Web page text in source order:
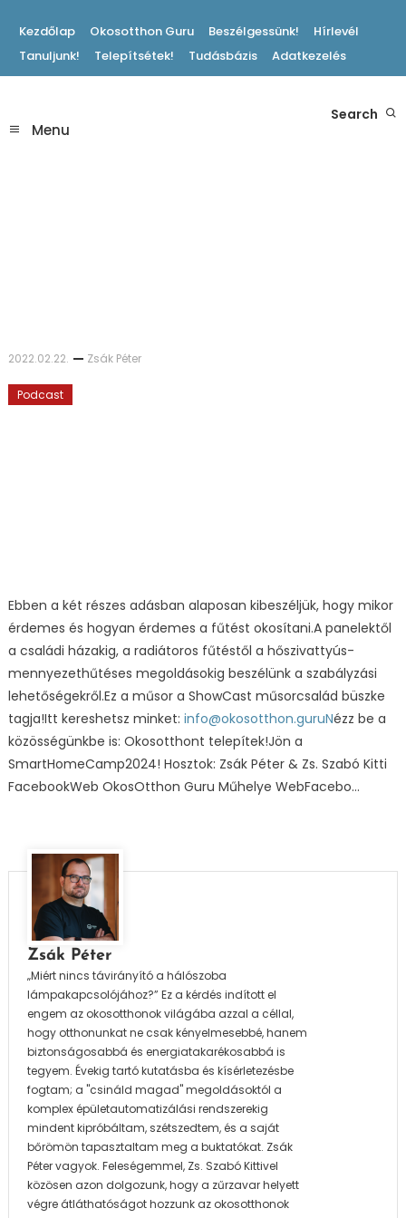
Content
Kezdőlap Okosotthon Guru Beszélgessünk!
Hírlevél
Tanuljunk!
Telepítsétek! Tudásbázis Adatkezelés
Okosotthon Blog
Menu
Search
2022.02.22. Zsák Péter
Podcast
Ebben a két részes adásban alaposan kibeszéljük, hogy mikor
érdemes és hogyan érdemes a fűtést okosítani.A panelektől
a családi házakig, a radiátoros fűtéstől a hőszivattyús-
mennyezethűtéses megoldásokig beszélünk a szabályzási
lehetőségekről.Ez a műsor a ShowCast műsorcsalád büszke
tagja!Itt kereshetsz minket: info@okosotthon.guruNézz be a
közösségünkbe is: Okosotthont telepítek!Jön a
SmartHomeCamp2024! Hosztok: Zsák Péter & Zs. Szabó Kitti
FacebookWeb OkosOtthon Guru Műhelye WebFacebo…
Zsák Péter
„Miért nincs távirányító a hálószoba
lámpakapcsolójához?” Ez a kérdés indított el
engem az okosotthonok világába azzal a céllal,
hogy otthonunkat ne csak kényelmesebbé, hanem
biztonságosabbá és energiatakarékosabbá is
tegyem. Évekig tartó kutatásba és kísérletezésbe
fogtam; a "csináld magad" megoldásoktól a
komplex épületautomatizálási rendszerekig
mindent kipróbáltam, szétszedtem, és a saját
bőrömön tapasztaltam meg a buktatókat. Zsák
Péter vagyok. Feleségemmel, Zs. Szabó Kittivel
közösen azon dolgozunk, hogy a zűrzavar helyett
végre átláthatóságot hozzunk az okosotthonok